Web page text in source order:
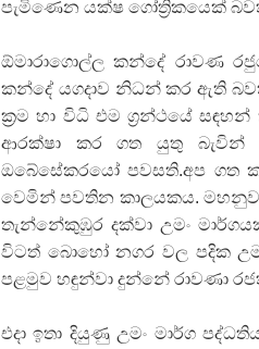
පැමිණෙන යක්ෂ ගෝත්‍රිකයෙක්
ඕමාරාගොල්ල කන්දේ රාවණ
කන්දේ යගදාව නිධන් කර ඇති
ක‍්‍රම හා විධි එම ග‍්‍රන්ථයේ
ආරක්ෂා කර ගත යුතු බැවින්
ඔබේසේකරයෝ පවසති.අප ගත
වෙමින් පවතින කාලයකය.
තැන්නේකුඹුර දක්වා උමං
විටත් බොහෝ නගර වල පදික
පළමුව හඳුන්වා දුන්නේ රාවණා
එදා ඉතා දියුණු උමං මාර්ග